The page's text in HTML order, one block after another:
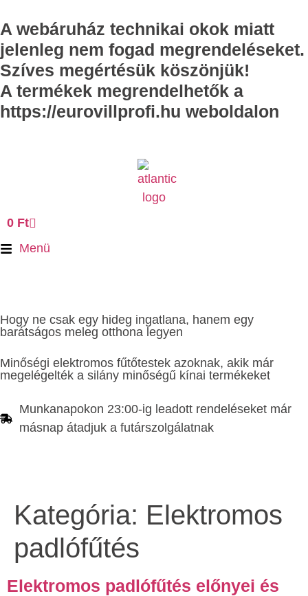
A webáruház technikai okok miatt
jelenleg nem fogad megrendeléseket.
Szíves megértésük köszönjük!
A termékek megrendelhetők a
https://eurovillprofi.hu weboldalon
0 Ft
Menü
Hogy ne csak egy hideg ingatlana, hanem egy
barátságos meleg otthona legyen
Minőségi elektromos fűtőtestek azoknak, akik már
megelégelték a silány minőségű kínai termékeket
Munkanapokon 23:00-ig leadott rendeléseket már
másnap átadjuk a futárszolgálatnak
Kategória: Elektromos
padlófűtés
Elektromos padlófűtés előnyei és